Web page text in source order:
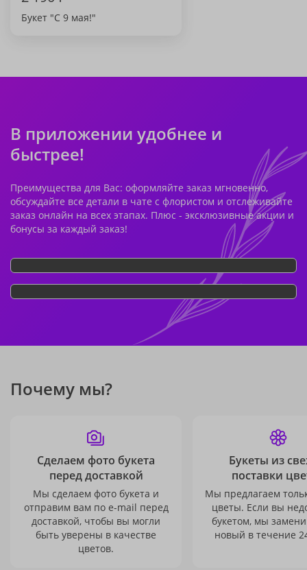
Букет "С 9 мая!"
В приложении удобнее и
быстрее!
Преимущества для Вас: оформляйте заказ мгновенно,
обсуждайте все детали в чате с флористом и отслеживайте
заказ онлайн на всех этапах. Плюс - эксклюзивные акции и
бонусы за каждый заказ!
Почему мы?
Сделаем фото букета
перед доставкой
Мы сделаем фото букета и
отправим вам по e-mail перед
доставкой, чтобы вы могли
быть уверены в качестве
цветов.
Букеты из
поставки
Мы предлагаем
цветы. Если вы
букетом, мы
новый в течение